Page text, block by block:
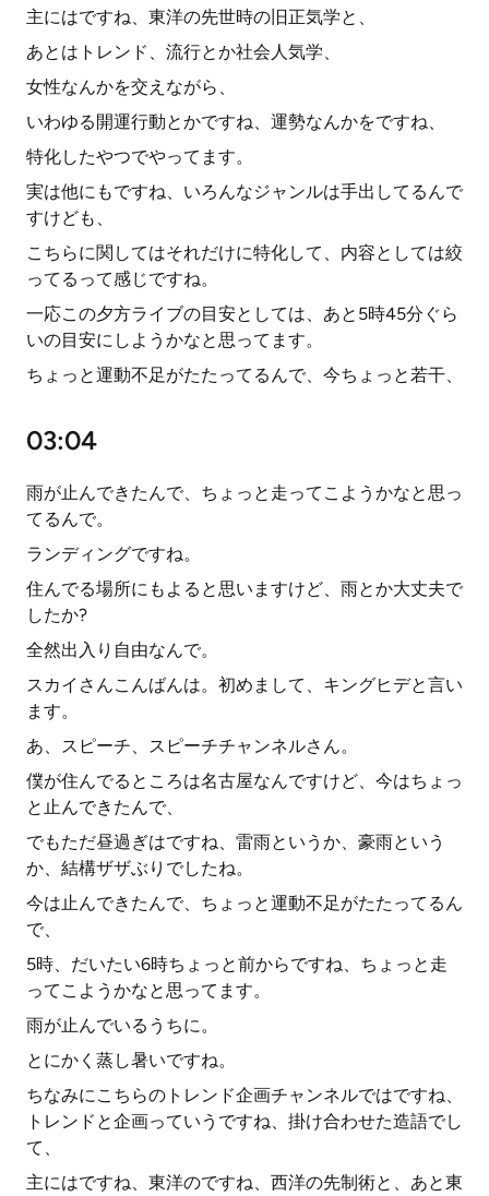
主にはですね、東洋の先世時の旧正気学と、
あとはトレンド、流行とか社会人気学、
女性なんかを交えながら、
いわゆる開運行動とかですね、運勢なんかをですね、
特化したやつでやってます。
実は他にもですね、いろんなジャンルは手出してるんで
すけども、
こちらに関してはそれだけに特化して、内容としては絞
ってるって感じですね。
一応この夕方ライブの目安としては、あと5時45分ぐら
いの目安にしようかなと思ってます。
ちょっと運動不足がたたってるんで、今ちょっと若干、
03:04
雨が止んできたんで、ちょっと走ってこようかなと思っ
てるんで。
ランディングですね。
住んでる場所にもよると思いますけど、雨とか大丈夫で
したか?
全然出入り自由なんで。
スカイさんこんばんは。初めまして、キングヒデと言い
ます。
あ、スピーチ、スピーチチャンネルさん。
僕が住んでるところは名古屋なんですけど、今はちょっ
と止んできたんで、
でもただ昼過ぎはですね、雷雨というか、豪雨という
か、結構ザザぶりでしたね。
今は止んできたんで、ちょっと運動不足がたたってるん
で、
5時、だいたい6時ちょっと前からですね、ちょっと走
ってこようかなと思ってます。
雨が止んでいるうちに。
とにかく蒸し暑いですね。
ちなみにこちらのトレンド企画チャンネルではですね、
トレンドと企画っていうですね、掛け合わせた造語でし
て、
主にはですね、東洋のですね、西洋の先制術と、あと東